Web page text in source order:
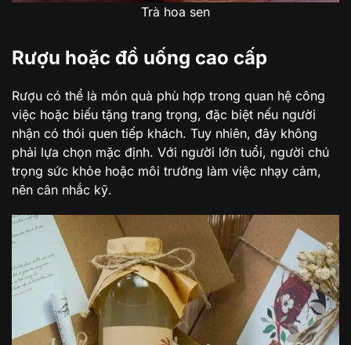
Trà hoa sen
Rượu hoặc đồ uống cao cấp
Rượu có thể là món quà phù hợp trong quan hệ công
việc hoặc biếu tặng trang trọng, đặc biệt nếu người
nhận có thói quen tiếp khách. Tuy nhiên, đây không
phải lựa chọn mặc định. Với người lớn tuổi, người chú
trọng sức khỏe hoặc môi trường làm việc nhạy cảm,
nên cân nhắc kỹ.